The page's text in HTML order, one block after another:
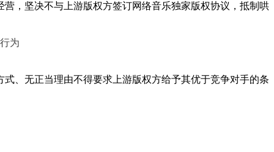
，坚决不与上游版权方签订网络音乐独家版权协议，抵制哄
、无正当理由不得要求上游版权方给予其优于竞争对手的条